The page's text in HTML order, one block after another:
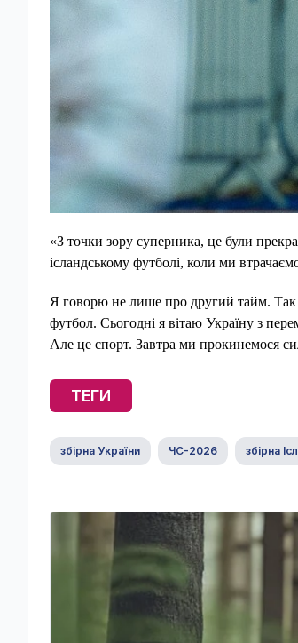
«З точки зору суперника, це були
ісландському футболі, коли ми
Я говорю не лише про другий тайм. Так
футбол. Сьогодні я вітаю Україну з
Але це спорт. Завтра ми прокинемося
ТЕГИ
збірна України ЧС-2026 збірна